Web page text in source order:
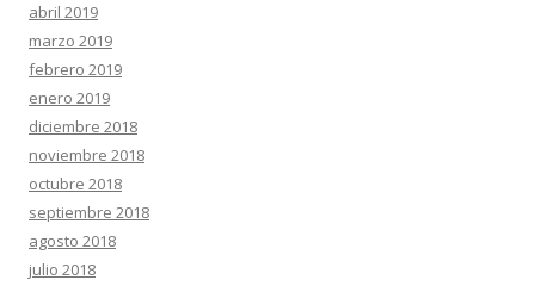
abril 2019
marzo 2019
febrero 2019
enero 2019
diciembre 2018
noviembre 2018
octubre 2018
septiembre 2018
agosto 2018
julio 2018